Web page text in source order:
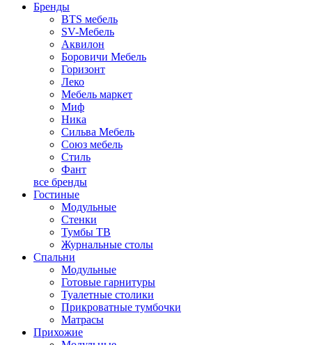
Бренды
BTS мебель
SV-Мебель
Аквилон
Боровичи Мебель
Горизонт
Леко
Мебель маркет
Миф
Ника
Сильва Мебель
Союз мебель
Стиль
Фант
все бренды
Гостиные
Модульные
Стенки
Тумбы ТВ
Журнальные столы
Спальни
Модульные
Готовые гарнитуры
Туалетные столики
Прикроватные тумбочки
Матрасы
Прихожие